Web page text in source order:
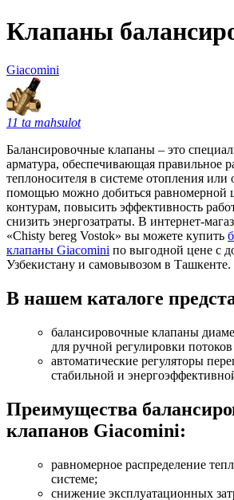
Клапаны
Giacomini
11 ta mahsulot
Балансировочные клапаны – это
арматура, обеспечивающая правильное
теплоносителя в системе отопления
помощью можно добиться равномерной
контурам, повысить эффективность
снизить энергозатраты. В интернет-
«Chisty bereg Vostok» вы можете купить
клапаны Giacomini по выгодной цене с
Узбекистану и самовывозом в Ташкенте.
В нашем каталоге
балансировочные клапаны
для ручной регулировки
автоматические регуляторы
стабильной и
Преимущества
клапанов Giacomini:
равномерное распределение
системе;
снижение эксплуатационных